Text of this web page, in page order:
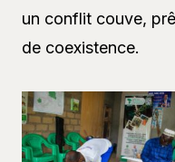
un conflit couve,
de coexistence.
Aucune légende